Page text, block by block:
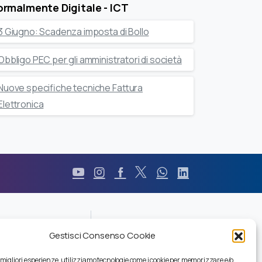
Gestisci Consenso Cookie
esperienze, utilizziamo tecnologie come i cookie per memorizzare e/o
Digitale - ICT
Giugno: Scadenza imposta di Bollo
PEC per gli amministratori di società
specifiche tecniche Fattura
Pec